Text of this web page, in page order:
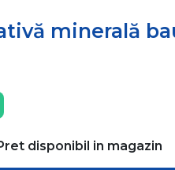
minerală
disponibil in magazin